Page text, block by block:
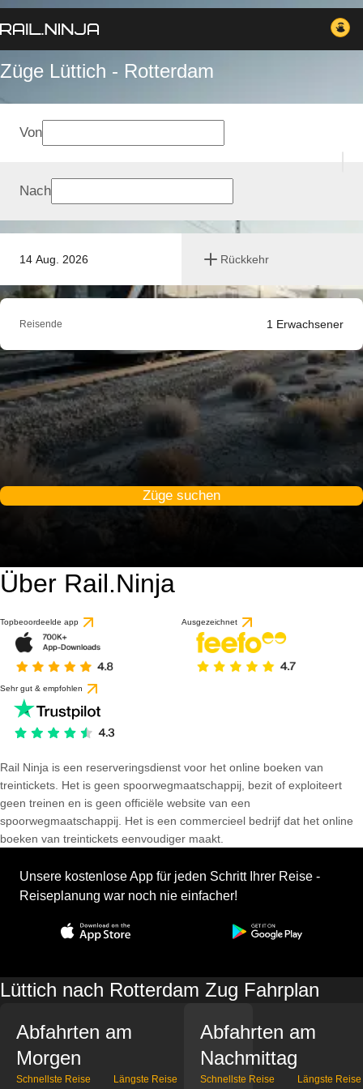
Züge Lüttich - Rotterdam
14 Aug. 2026 Rückkehr
Von
Nach
Reisende 1 Erwachsener
Züge suchen
Über Rail.Ninja
Topbeoordeelde app Ausgezeichnet
Sehr gut & empfohlen
Rail Ninja is een reserveringsdienst voor het online boeken van
treintickets. Het is geen spoorwegmaatschappij, bezit of exploiteert
geen treinen en is geen officiële website van een
spoorwegmaatschappij. Het is een commercieel bedrijf dat het online
boeken van treintickets eenvoudiger maakt.
Unsere kostenlose App für jeden Schritt Ihrer Reise -
Reiseplanung war noch nie einfacher!
Lüttich nach Rotterdam Zug Fahrplan
Abfahrten am
Morgen
Schnellste Reise Längste Reise
Abfahrten am
Nachmittag
Schnellste Reise Längste Reise